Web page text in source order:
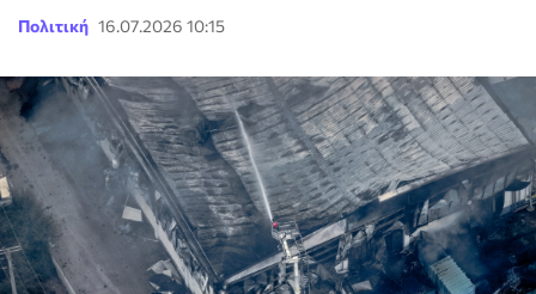
Πολιτική 16.07.2026 10:15